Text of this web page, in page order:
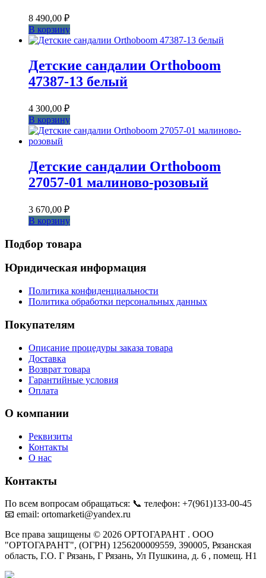
8 490,00 ₽
В корзину
Детские сандалии Orthoboom
47387-13 белый
4 300,00 ₽
В корзину
Детские сандалии Orthoboom
27057-01 малиново-розовый
3 670,00 ₽
В корзину
Подбор товара
Юридическая информация
Политика конфиденциальности
Политика обработки персональных данных
Покупателям
Описание процедуры заказа товара
Доставка
Возврат товара
Гарантийные условия
Оплата
О компании
Реквизиты
Контакты
О нас
Контакты
По всем вопросам обращаться: 📞 телефон: +7(961)133-00-45
📧 email: ortomarketi@yandex.ru
Все права защищены © 2026 ОРТОГАРАНТ . ООО
"ОРТОГАРАНТ", (ОГРН) 1256200009559, 390005, Рязанская
область, Г.О. Г Рязань, Г Рязань, Ул Пушкина, д. 6 , помещ. Н1